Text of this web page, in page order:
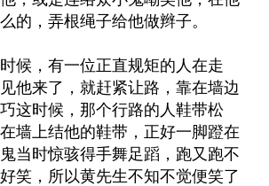
的，弄根绳子给他做辫子。
候，有一位正直规矩的人在走
他来了，就赶紧让路，靠在墙边
这时候，那个行路的人鞋带松
墙上结他的鞋带，正好一脚蹬在
当时惊骇得手舞足蹈，跑又跑不
笑，所以黄先生不知不觉便笑了